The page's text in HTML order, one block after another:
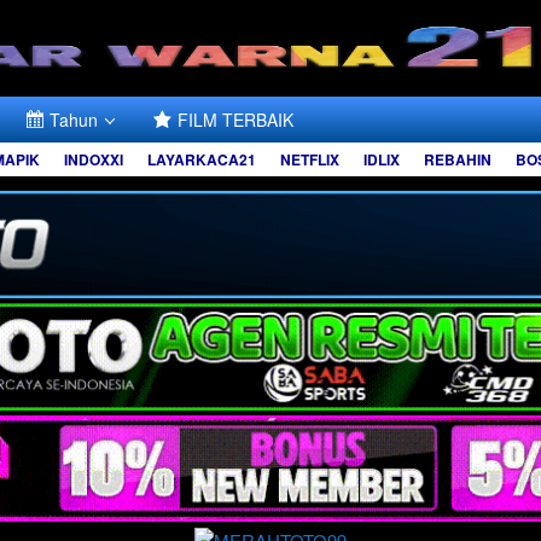
Tahun FILM TERBAIK
INDOXXI LAYARKACA21 NETFLIX IDLIX REBAHIN